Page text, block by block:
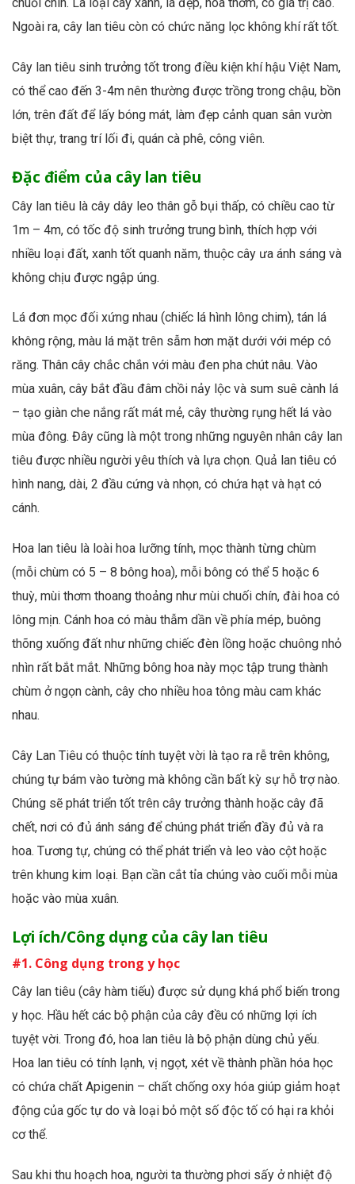
chuối chín. Là loại cây xanh, lá đẹp, hoa thơm, có giá trị cao.
Ngoài ra, cây lan tiêu còn có chức năng lọc không khí rất tốt.
Cây lan tiêu sinh trưởng tốt trong điều kiện khí hậu Việt Nam,
có thể cao đến 3-4m nên thường được trồng trong chậu, bồn
lớn, trên đất để lấy bóng mát, làm đẹp cảnh quan sân vườn
biệt thự, trang trí lối đi, quán cà phê, công viên.
Đặc điểm của cây lan tiêu
Cây lan tiêu là cây dây leo thân gỗ bụi thấp, có chiều cao từ
1m – 4m, có tốc độ sinh trưởng trung bình, thích hợp với
nhiều loại đất, xanh tốt quanh năm, thuộc cây ưa ánh sáng và
không chịu được ngập úng.
Lá đơn mọc đối xứng nhau (chiếc lá hình lông chim), tán lá
không rộng, màu lá mặt trên sẫm hơn mặt dưới với mép có
răng. Thân cây chắc chắn với màu đen pha chút nâu. Vào
mùa xuân, cây bắt đầu đâm chồi nảy lộc và sum suê cành lá
– tạo giàn che nắng rất mát mẻ, cây thường rụng hết lá vào
mùa đông. Đây cũng là một trong những nguyên nhân cây lan
tiêu được nhiều người yêu thích và lựa chọn. Quả lan tiêu có
hình nang, dài, 2 đầu cứng và nhọn, có chứa hạt và hạt có
cánh.
Hoa lan tiêu là loài hoa lưỡng tính, mọc thành từng chùm
(mỗi chùm có 5 – 8 bông hoa), mỗi bông có thể 5 hoặc 6
thuỳ, mùi thơm thoang thoảng như mùi chuối chín, đài hoa có
lông mịn. Cánh hoa có màu thẫm dần về phía mép, buông
thõng xuống đất như những chiếc đèn lồng hoặc chuông nhỏ
nhìn rất bắt mắt. Những bông hoa này mọc tập trung thành
chùm ở ngọn cành, cây cho nhiều hoa tông màu cam khác
nhau.
Cây Lan Tiêu có thuộc tính tuyệt vời là tạo ra rễ trên không,
chúng tự bám vào tường mà không cần bất kỳ sự hỗ trợ nào.
Chúng sẽ phát triển tốt trên cây trưởng thành hoặc cây đã
chết, nơi có đủ ánh sáng để chúng phát triển đầy đủ và ra
hoa. Tương tự, chúng có thể phát triển và leo vào cột hoặc
trên khung kim loại. Bạn cần cắt tỉa chúng vào cuối mỗi mùa
hoặc vào mùa xuân.
Lợi ích/Công dụng của cây lan tiêu
#1. Công dụng trong y học
Cây lan tiêu (cây hàm tiếu) được sử dụng khá phổ biến trong
y học. Hầu hết các bộ phận của cây đều có những lợi ích
tuyệt vời. Trong đó, hoa lan tiêu là bộ phận dùng chủ yếu.
Hoa lan tiêu có tính lạnh, vị ngọt, xét về thành phần hóa học
có chứa chất Apigenin – chất chống oxy hóa giúp giảm hoạt
động của gốc tự do và loại bỏ một số độc tố có hại ra khỏi
cơ thể.
Sau khi thu hoạch hoa, người ta thường phơi sấy ở nhiệt độ